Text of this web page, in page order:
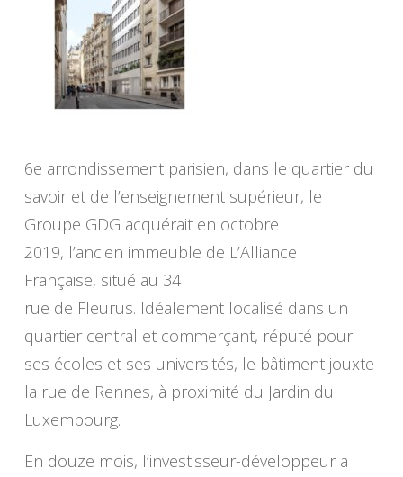
6e arrondissement parisien, dans le quartier du
savoir et de l’enseignement supérieur, le
Groupe GDG acquérait en octobre
2019, l’ancien immeuble de L’Alliance
Française, situé au 34
rue de Fleurus. Idéalement localisé dans un
quartier central et commerçant, réputé pour
ses écoles et ses universités, le bâtiment jouxte
la rue de Rennes, à proximité du Jardin du
Luxembourg.
En douze mois, l’investisseur-développeur a